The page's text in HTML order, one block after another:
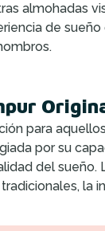
almohadas
de
para
por su
del sueño.
la